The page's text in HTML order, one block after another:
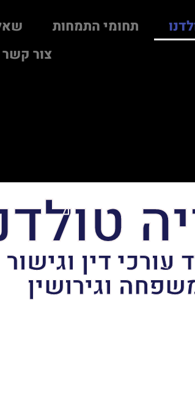
תחומי התמחות
צור קשר
דין
וגירושין